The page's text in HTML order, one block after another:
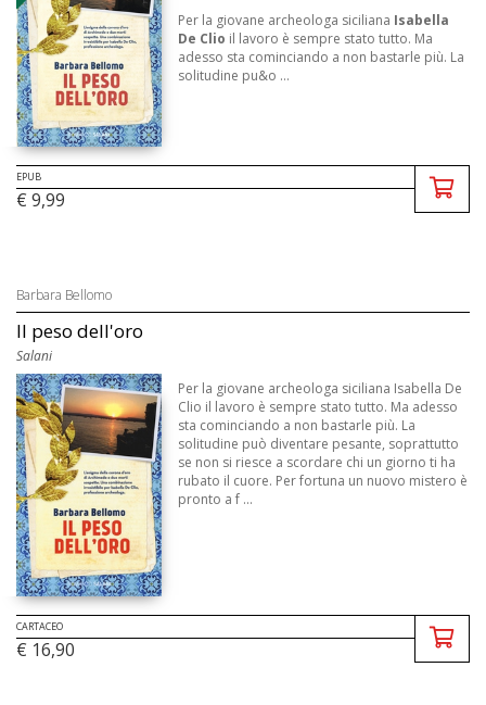
Per la giovane archeologa siciliana Isabella
De Clio il lavoro è sempre stato tutto. Ma
adesso sta cominciando a non bastarle più. La
solitudine pu&o ...
EPUB
€ 9,99
Barbara Bellomo
Il peso dell'oro
Salani
Per la giovane archeologa siciliana Isabella De
Clio il lavoro è sempre stato tutto. Ma adesso
sta cominciando a non bastarle più. La
solitudine può diventare pesante, soprattutto
se non si riesce a scordare chi un giorno ti ha
rubato il cuore. Per fortuna un nuovo mistero è
pronto a f ...
CARTACEO
€ 16,90